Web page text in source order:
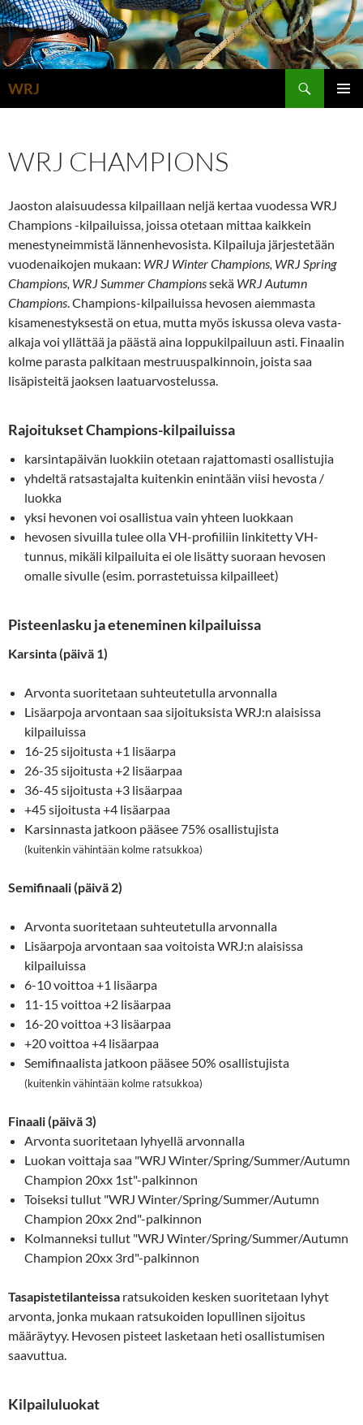
Siirry
sisältöön
WRJ
WRJ CHAMPIONS
Jaoston alaisuudessa kilpaillaan neljä kertaa vuodessa WRJ
Champions -kilpailuissa, joissa otetaan mittaa kaikkein
menestyneimmistä lännenhevosista. Kilpailuja järjestetään
vuodenaikojen mukaan: WRJ Winter Champions, WRJ Spring
Champions, WRJ Summer Championssekä WRJ Autumn
Champions. Champions-kilpailuissa hevosen aiemmasta
kisamenestyksestä on etua, mutta myös iskussa oleva vasta-
alkaja voi yllättää ja päästä aina loppukilpailuun asti. Finaalin
kolme parasta palkitaan mestruuspalkinnoin, joista saa
lisäpisteitä jaoksen laatuarvostelussa.
Rajoitukset Champions-kilpailuissa
karsintapäivän luokkiin otetaan rajattomasti osallistujia
yhdeltä ratsastajalta kuitenkin enintään viisi hevosta /
luokka
yksi hevonen voi osallistua vain yhteen luokkaan
hevosen sivuilla tulee olla VH-profiiliin linkitetty VH-
tunnus, mikäli kilpailuita ei ole lisätty suoraan hevosen
omalle sivulle (esim. porrastetuissa kilpailleet)
Pisteenlasku ja eteneminen kilpailuissa
Karsinta (päivä 1)
Arvonta suoritetaan suhteutetulla arvonnalla
Lisäarpoja arvontaan saa sijoituksista WRJ:n alaisissa
kilpailuissa
16-25 sijoitusta +1 lisäarpa
26-35 sijoitusta +2 lisäarpaa
36-45 sijoitusta +3 lisäarpaa
+45 sijoitusta +4 lisäarpaa
Karsinnasta jatkoon pääsee 75% osallistujista
(kuitenkin vähintään kolme ratsukkoa)
Semifinaali (päivä 2)
Arvonta suoritetaan suhteutetulla arvonnalla
Lisäarpoja arvontaan saa voitoista WRJ:n alaisissa
kilpailuissa
6-10 voittoa +1 lisäarpa
11-15 voittoa +2 lisäarpaa
16-20 voittoa +3 lisäarpaa
+20 voittoa +4 lisäarpaa
Semifinaalista jatkoon pääsee 50% osallistujista
(kuitenkin vähintään kolme ratsukkoa)
Finaali (päivä 3)
Arvonta suoritetaan lyhyellä arvonnalla
Luokan voittaja saa "WRJ Winter/Spring/Summer/Autumn
Champion 20xx 1st"-palkinnon
Toiseksi tullut "WRJ Winter/Spring/Summer/Autumn
Champion 20xx 2nd"-palkinnon
Kolmanneksi tullut "WRJ Winter/Spring/Summer/Autumn
Champion 20xx 3rd"-palkinnon
Tasapistetilanteissa ratsukoiden kesken suoritetaan lyhyt
arvonta, jonka mukaan ratsukoiden lopullinen sijoitus
määräytyy. Hevosen pisteet lasketaan heti osallistumisen
saavuttua.
Kilpailuluokat